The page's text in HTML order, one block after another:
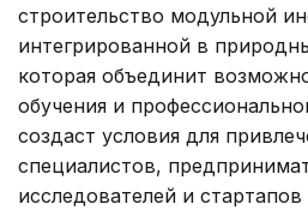
строительство модульной
интегрированной в
которая объединит
обучения и
создаст условия для
специалистов,
исследователей и